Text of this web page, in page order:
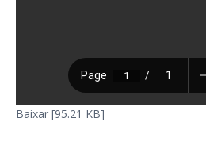
Baixar [95.21 KB]